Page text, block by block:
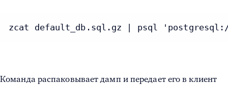
zcat default_db.sql.gz | psql 'postgresql://
Команда распаковывает дамп и передает его в клиент